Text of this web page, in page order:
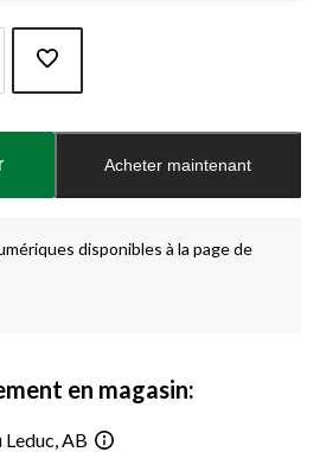
Acheter maintenant
disponibles à la page de
en magasin:
Leduc, AB